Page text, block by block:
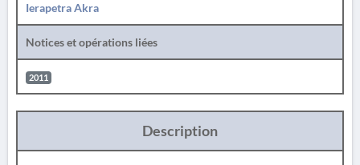
Ierapetra Akra
Notices et opérations liées
2011
Description